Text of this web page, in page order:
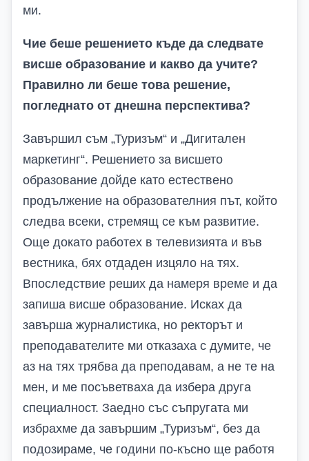
ми.
Чие беше решението къде да следвате
висше образование и какво да учите?
Правилно ли беше това решение,
погледнато от днешна перспектива?
Завършил съм „Туризъм“ и „Дигитален
маркетинг“. Решението за висшето
образование дойде като естествено
продължение на образователния път, който
следва всеки, стремящ се към развитие.
Още докато работех в телевизията и във
вестника, бях отдаден изцяло на тях.
Впоследствие реших да намеря време и да
запиша висше образование. Исках да
завърша журналистика, но ректорът и
преподавателите ми отказаха с думите, че
аз на тях трябва да преподавам, а не те на
мен, и ме посъветваха да избера друга
специалност. Заедно със съпругата ми
избрахме да завършим „Туризъм“, без да
подозираме, че години по-късно ще работя